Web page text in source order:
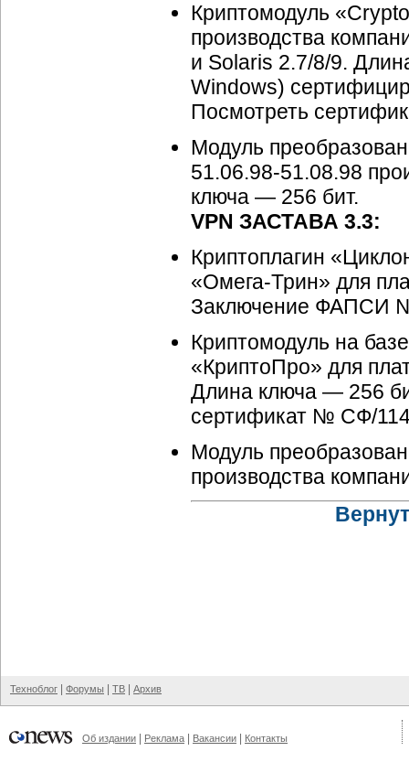
Криптомодуль
производства
и Solaris 2.7/8/9.
Windows)
Посмотреть
Модуль
51.06.98-51.08.98
ключа — 256 бит.
VPN ЗАСТАВА 3.3:
Криптоплагин
«Омега-Трин» для
Заключение ФАПСИ №
Криптомодуль на
«КриптоПро» для
Длина ключа — 256
сертификат № СФ/
Модуль
производства
Техноблог Форумы ТВ Архив
Об издании Реклама Вакансии Контакты